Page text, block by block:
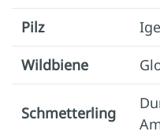
Pilz
Wildbiene
Schmetterling